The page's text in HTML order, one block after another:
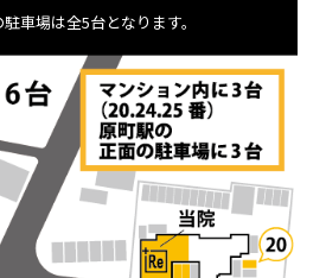
車場は全5台となります。